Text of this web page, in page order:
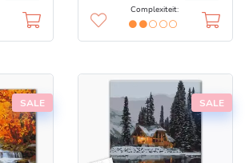
Complexiteit:
SALE SALE